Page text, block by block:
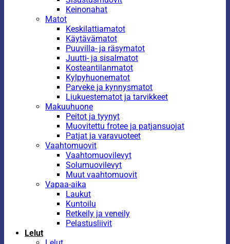
Keinonahat
Matot
Keskilattiamatot
Käytävämatot
Puuvilla- ja räsymatot
Juutti- ja sisalmatot
Kosteantilanmatot
Kylpyhuonematot
Parveke ja kynnysmatot
Liukuestematot ja tarvikkeet
Makuuhuone
Peitot ja tyynyt
Muovitettu frotee ja patjansuojat
Patjat ja varavuoteet
Vaahtomuovit
Vaahtomuovilevyt
Solumuovilevyt
Muut vaahtomuovit
Vapaa-aika
Laukut
Kuntoilu
Retkeily ja veneily
Pelastusliivit
Lelut